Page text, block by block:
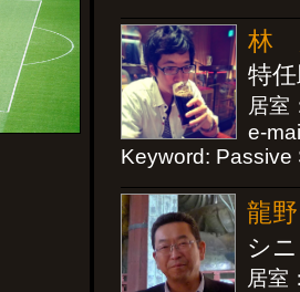
林
特
居室
e-
Keyword: Passive
龍
シ
居室